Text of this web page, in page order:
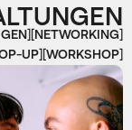
[NETWORKING]
UP][WORKSHOP]